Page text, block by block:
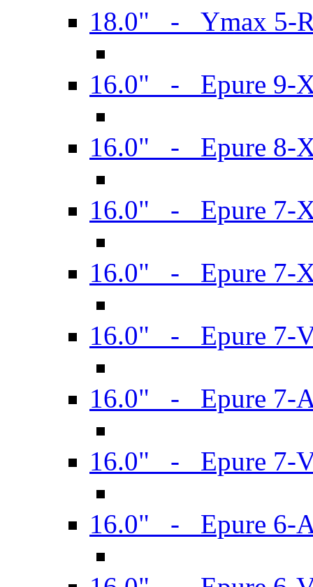
18.0" - Ymax 5-
16.0" - Epure 9-
16.0" - Epure 8-
16.0" - Epure 7-
16.0" - Epure 7-
16.0" - Epure 7-
16.0" - Epure 7-
16.0" - Epure 7-
16.0" - Epure 6-